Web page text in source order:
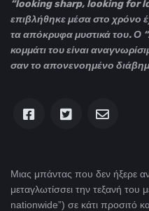
“looking sharp, looking for
επιβλήθηκε μέσα στο χρόνο
τα απόκρυφα μυστικά του. Ο
κομμάτι του είναι
σαν το απονενοημένο
Μιας μπάντας που δεν ήξερε
μεταγλωτίσσει την τεξανή του
nationwide”) σε κάτι προσιτό